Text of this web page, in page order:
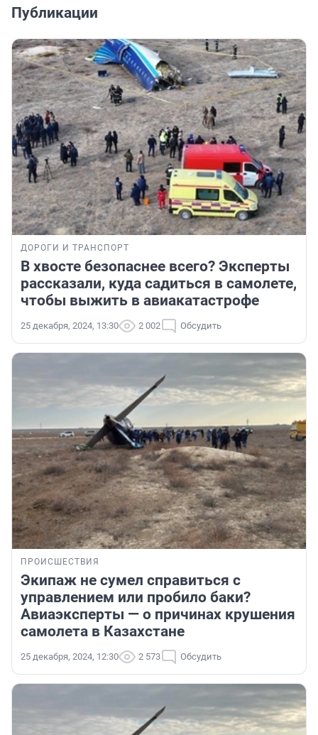
Публикации
ДОРОГИ И ТРАНСПОРТ
В хвосте безопаснее всего? Эксперты
рассказали, куда садиться в самолете,
чтобы выжить в авиакатастрофе
25 декабря, 2024, 13:30 2 002 Обсудить
ПРОИСШЕСТВИЯ
Экипаж не сумел справиться с
управлением или пробило баки?
Авиаэксперты — о причинах крушения
самолета в Казахстане
25 декабря, 2024, 12:30 2 573 Обсудить